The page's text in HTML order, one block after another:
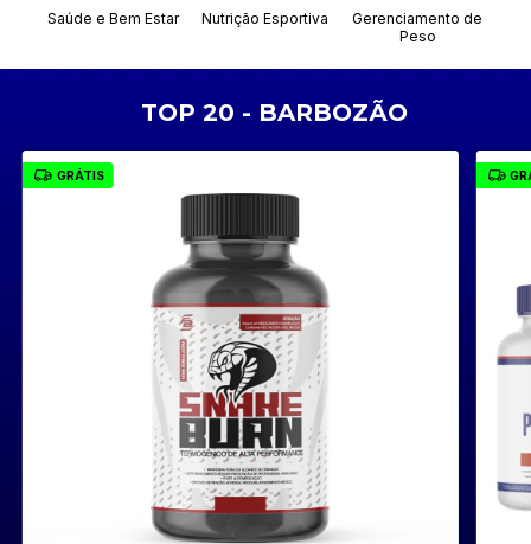
Saúde e Bem Estar Nutrição Esportiva
Gerenciamento de
Peso
TOP 20 - BARBOZÃO
GRÁTIS